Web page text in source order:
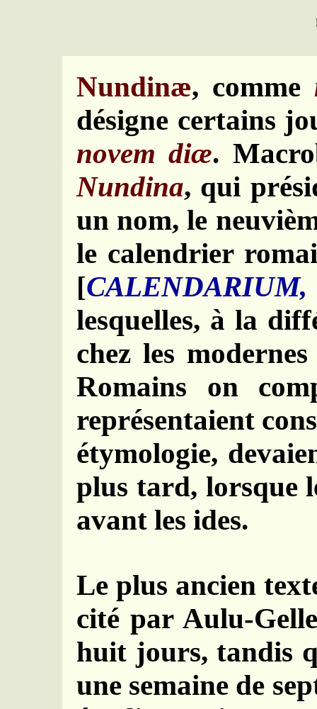
Nundinæ, comme
désigne certains
novem diæ.
Nundina, qui
un nom, le
le calendrier
[
lesquelles, à la
chez les
Romains on
représentaient
étymologie,
plus tard, lorsque
avant les ides.
Le plus ancien
cité par Aulu-
huit jours, tandis
une semaine de